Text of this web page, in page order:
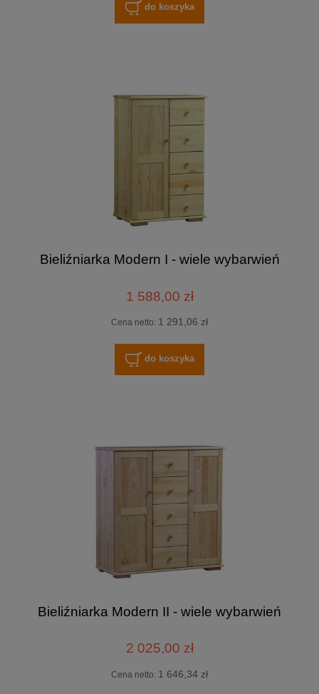
do koszyka
Bieliźniarka Modern I - wiele wybarwień
1 588,00 zł
Cena netto: 1 291,06 zł
do koszyka
Bieliźniarka Modern II - wiele wybarwień
2 025,00 zł
Cena netto: 1 646,34 zł